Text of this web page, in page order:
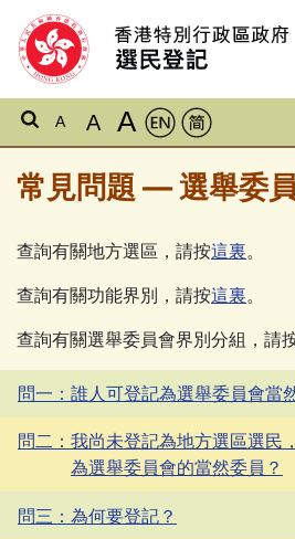
A A A
常見問題 — 選舉委
查詢有關地方選區，請按這裏。
查詢有關功能界別，請按這裏。
查詢有關選舉委員會界別分組，請
問一：誰人可登記為選舉委員會當
問二：我尚未登記為地方選區選民
為選舉委員會的當然委員？
問三：為何要登記？